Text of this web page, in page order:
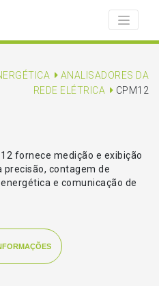
ANALISADORES DA
REDE ELÉTRICA
CPM12
fornece medição e exibição
contagem de
e comunicação de